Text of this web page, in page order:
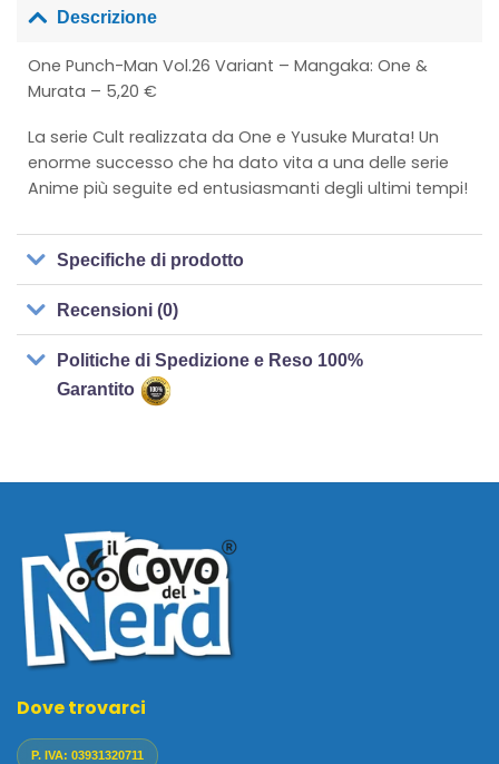
Descrizione
One Punch-Man Vol.26 Variant – Mangaka: One &
Murata – 5,20 €
La serie Cult realizzata da One e Yusuke Murata! Un
enorme successo che ha dato vita a una delle serie
Anime più seguite ed entusiasmanti degli ultimi tempi!
Specifiche di prodotto
Recensioni (0)
Politiche di Spedizione e Reso 100%
Garantito
Dove trovarci
P. IVA: 03931320711